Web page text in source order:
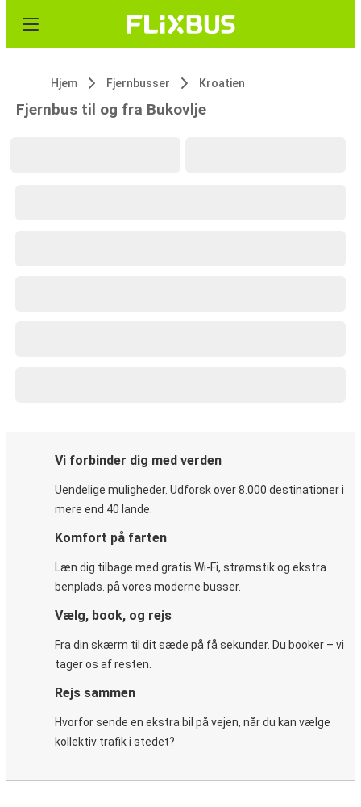
Hjem Fjernbusser Kroatien
Fjernbus til og fra Bukovlje
Vi forbinder dig med verden
Uendelige muligheder. Udforsk over 8.000 destinationer i
mere end 40 lande.
Komfort på farten
Læn dig tilbage med gratis Wi-Fi, strømstik og ekstra
benplads. på vores moderne busser.
Vælg, book, og rejs
Fra din skærm til dit sæde på få sekunder. Du booker – vi
tager os af resten.
Rejs sammen
Hvorfor sende en ekstra bil på vejen, når du kan vælge
kollektiv trafik i stedet?